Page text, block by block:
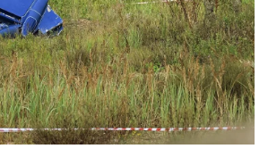
пишите donate@novayagazeta.ruили